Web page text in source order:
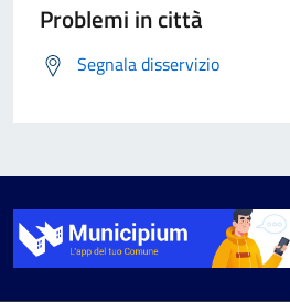
Problemi in città
Segnala disservizio